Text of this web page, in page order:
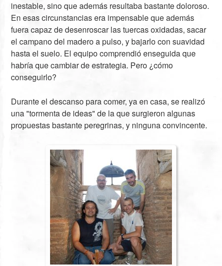
inestable, sino que además resultaba bastante doloroso.
En esas circunstancias era impensable que además
fuera capaz de desenroscar las tuercas oxidadas, sacar
el campano del madero a pulso, y bajarlo con suavidad
hasta el suelo. El equipo comprendió enseguida que
habría que cambiar de estrategia. Pero ¿cómo
conseguirlo?
Durante el descanso para comer, ya en casa, se realizó
una "tormenta de ideas" de la que surgieron algunas
propuestas bastante peregrinas, y ninguna convincente.